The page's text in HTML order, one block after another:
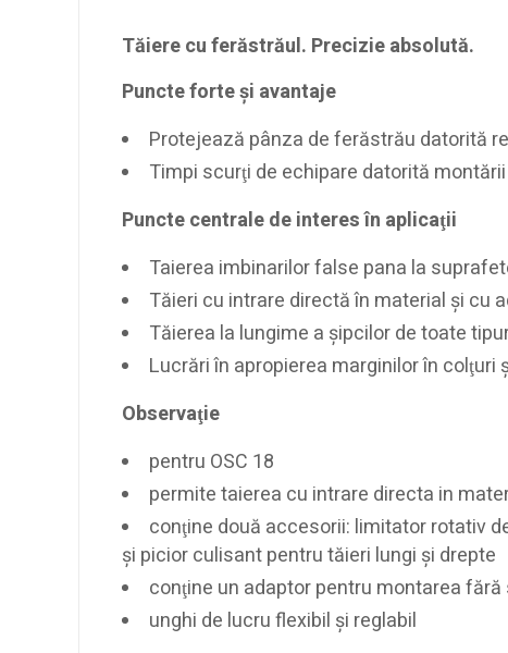
Tăiere cu ferăstrăul. Precizie absolută.
Puncte forte şi avantaje
Protejează pânza de ferăstrău datorită
Timpi scurţi de echipare datorită
Puncte centrale de interes în aplicaţii
Taierea imbinarilor false pana la
Tăieri cu intrare directă în material şi cu
Tăierea la lungime a şipcilor de toate
Lucrări în apropierea marginilor în
Observaţie
pentru OSC 18
permite taierea cu intrare directa in
conţine două accesorii: limitator rotativ
şi picior culisant pentru tăieri lungi şi drepte
conţine un adaptor pentru montarea
unghi de lucru flexibil şi reglabil